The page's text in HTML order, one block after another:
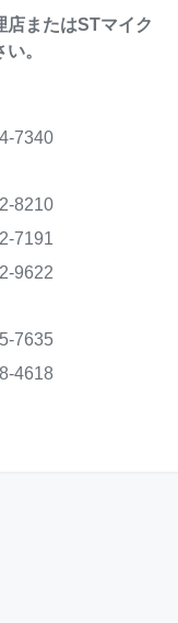
店またはSTマイク
。
7340
8210
7191
9622
7635
4618